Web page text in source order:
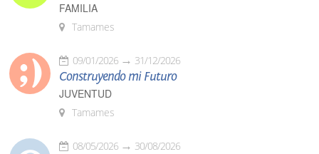
FAMILIA
Tamames
09/01/2026 31/12/2026
Construyendo mi Futuro
JUVENTUD
Tamames
08/05/2026 30/08/2026